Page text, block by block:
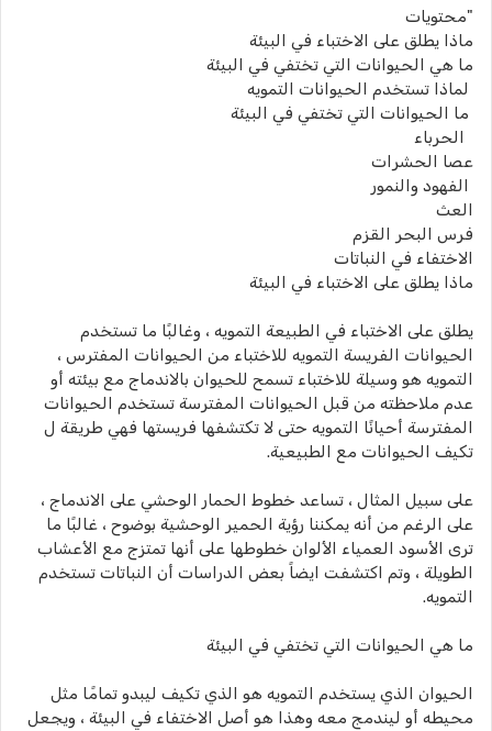
"محتويات
ماذا يطلق على الاختباء في البيئة
ما هي الحيوانات التي تختفي في البيئة
لماذا تستخدم الحيوانات التمويه
ما الحيوانات التي تختفي في البيئة
الحرباء
عصا الحشرات
الفهود والنمور
العث
فرس البحر القزم
الاختفاء في النباتات
ماذا يطلق على الاختباء في البيئة
يطلق على الاختباء في الطبيعة التمويه ، وغالبًا ما تستخدم
الحيوانات الفريسة التمويه للاختباء من الحيوانات المفترس ،
التمويه هو وسيلة للاختباء تسمح للحيوان بالاندماج مع بيئته أو
عدم ملاحظته من قبل الحيوانات المفترسة تستخدم الحيوانات
المفترسة أحيانًا التمويه حتى لا تكتشفها فريستها فهي طريقة ل
تكيف الحيوانات مع الطبيعية.
على سبيل المثال ، تساعد خطوط الحمار الوحشي على الاندماج ،
على الرغم من أنه يمكننا رؤية الحمير الوحشية بوضوح ، غالبًا ما
ترى الأسود العمياء الألوان خطوطها على أنها تمتزج مع الأعشاب
الطويلة ، وتم اكتشفت ايضاً بعض الدراسات أن النباتات تستخدم
التمويه.
ما هي الحيوانات التي تختفي في البيئة
الحيوان الذي يستخدم التمويه هو الذي تكيف ليبدو تمامًا مثل
محيطه أو ليندمج معه وهذا هو أصل الاختفاء في البيئة ، ويجعل